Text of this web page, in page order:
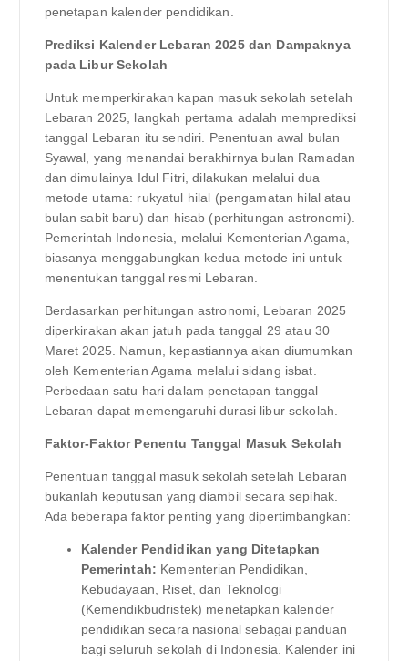
penetapan kalender pendidikan.
Prediksi Kalender Lebaran 2025 dan Dampaknya
pada Libur Sekolah
Untuk memperkirakan kapan masuk sekolah setelah
Lebaran 2025, langkah pertama adalah memprediksi
tanggal Lebaran itu sendiri. Penentuan awal bulan
Syawal, yang menandai berakhirnya bulan Ramadan
dan dimulainya Idul Fitri, dilakukan melalui dua
metode utama: rukyatul hilal (pengamatan hilal atau
bulan sabit baru) dan hisab (perhitungan astronomi).
Pemerintah Indonesia, melalui Kementerian Agama,
biasanya menggabungkan kedua metode ini untuk
menentukan tanggal resmi Lebaran.
Berdasarkan perhitungan astronomi, Lebaran 2025
diperkirakan akan jatuh pada tanggal 29 atau 30
Maret 2025. Namun, kepastiannya akan diumumkan
oleh Kementerian Agama melalui sidang isbat.
Perbedaan satu hari dalam penetapan tanggal
Lebaran dapat memengaruhi durasi libur sekolah.
Faktor-Faktor Penentu Tanggal Masuk Sekolah
Penentuan tanggal masuk sekolah setelah Lebaran
bukanlah keputusan yang diambil secara sepihak.
Ada beberapa faktor penting yang dipertimbangkan:
Kalender Pendidikan yang Ditetapkan
Pemerintah: Kementerian Pendidikan,
Kebudayaan, Riset, dan Teknologi
(Kemendikbudristek) menetapkan kalender
pendidikan secara nasional sebagai panduan
bagi seluruh sekolah di Indonesia. Kalender ini